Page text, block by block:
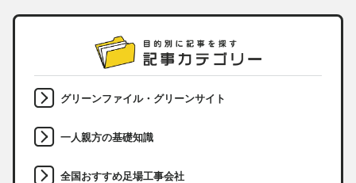
グリーンファイル・グリーンサイト
一人親方の基礎知識
全国おすすめ足場工事会社